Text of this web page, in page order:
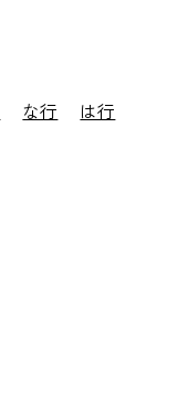
な行
は行